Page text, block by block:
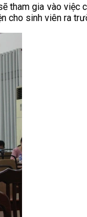
tham gia vào
cho sinh viên ra